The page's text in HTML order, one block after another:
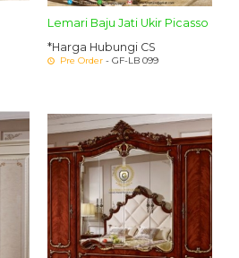
Lemari Baju Jati Ukir Picasso
*Harga Hubungi CS
Pre Order - GF-LB 099